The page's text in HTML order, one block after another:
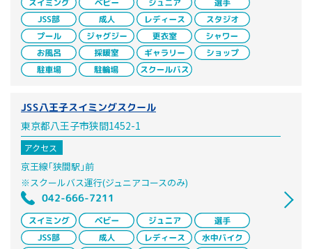
JSS八王子スイミングスクール
東京都八王子市狭間1452-1
アクセス
京王線｢狭間駅｣前
※スクールバス運行(ジュニアコースのみ)
042-666-7211